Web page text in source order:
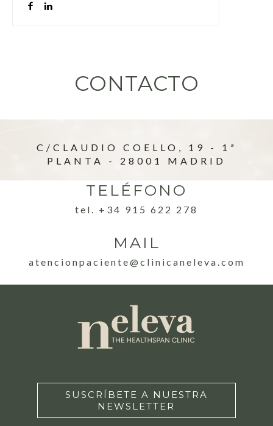
CONTACTO
C/CLAUDIO COELLO, 19 - 1ª
PLANTA - 28001 MADRID
TELÉFONO
tel. +34 915 622 278
MAIL
atencionpaciente@clinicaneleva.com
SUSCRÍBETE A NUESTRA
NEWSLETTER